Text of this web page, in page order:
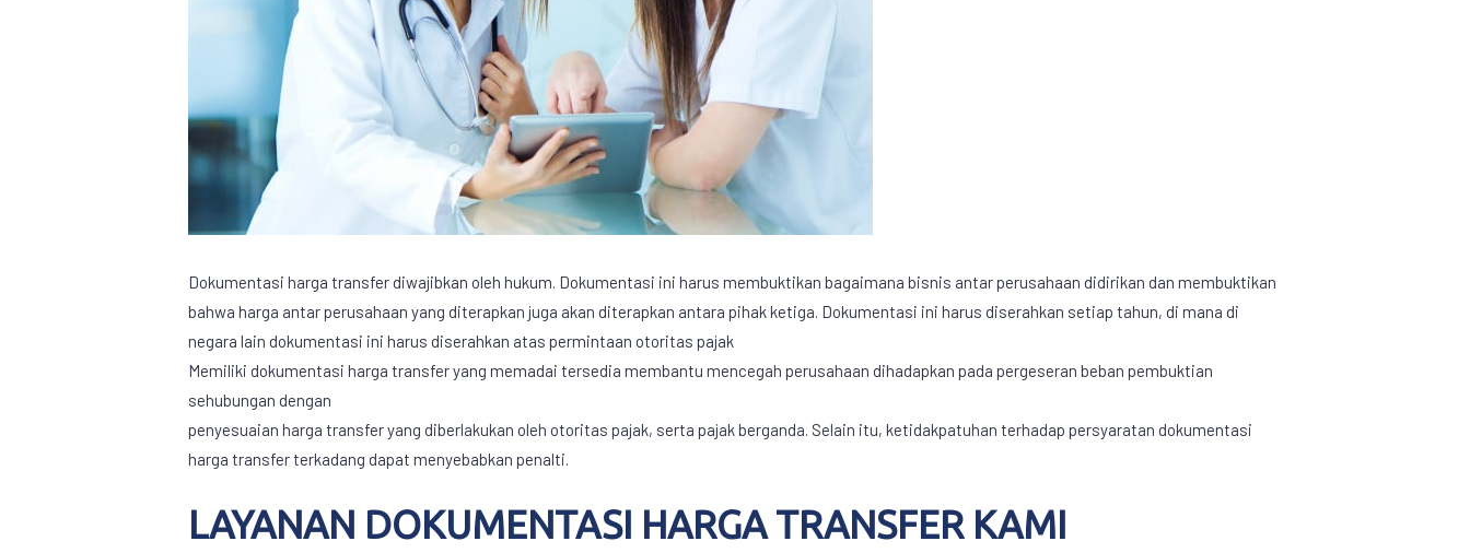
Dokumentasi harga transfer diwajibkan oleh hukum. Dokumentasi ini harus membuktikan bagaimana bisnis antar perusahaan didirikan dan membuktikan
bahwa harga antar perusahaan yang diterapkan juga akan diterapkan antara pihak ketiga. Dokumentasi ini harus diserahkan setiap tahun, di mana di
negara lain dokumentasi ini harus diserahkan atas permintaan otoritas pajak
Memiliki dokumentasi harga transfer yang memadai tersedia membantu mencegah perusahaan dihadapkan pada pergeseran beban pembuktian
sehubungan dengan
penyesuaian harga transfer yang diberlakukan oleh otoritas pajak, serta pajak berganda. Selain itu, ketidakpatuhan terhadap persyaratan dokumentasi
harga transfer terkadang dapat menyebabkan penalti.
LAYANAN DOKUMENTASI HARGA TRANSFER KAMI